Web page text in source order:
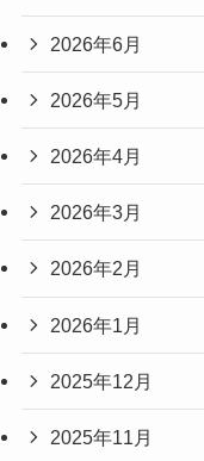
2026年6月
2026年5月
2026年4月
2026年3月
2026年2月
2026年1月
2025年12月
2025年11月